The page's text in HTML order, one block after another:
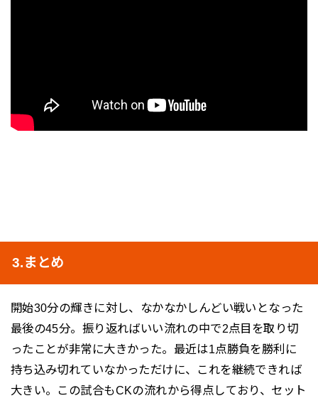
3.まとめ
開始30分の輝きに対し、なかなかしんどい戦いとなった
最後の45分。振り返ればいい流れの中で2点目を取り切
ったことが非常に大きかった。最近は1点勝負を勝利に
持ち込み切れていなかっただけに、これを継続できれば
大きい。この試合もCKの流れから得点しており、セット